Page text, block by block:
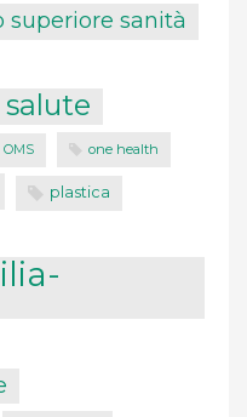
superiore sanità
OMS one health
plastica